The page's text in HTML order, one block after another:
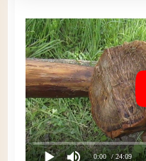
0:00 / 24:09